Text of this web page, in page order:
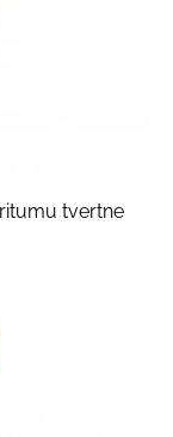
tvertne